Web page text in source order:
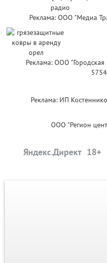
Реклама: ООО "Медиа
Реклама: ООО
Реклама: ИП
ООО "Регион
Яндекс.Директ